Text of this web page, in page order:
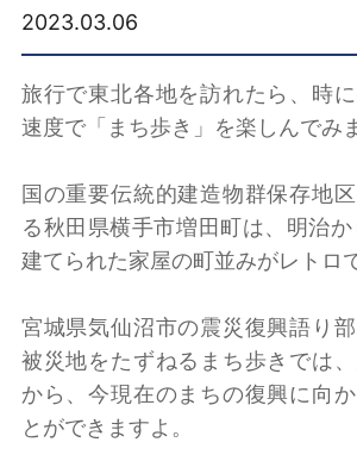
2023.03.06
旅行で東北各地を訪れたら、時
速度で「まち歩き」を楽しんでみ
国の重要伝統的建造物群保存地
る秋田県横手市増田町は、明治
建てられた家屋の町並みがレトロ
宮城県気仙沼市の震災復興語り
被災地をたずねるまち歩きでは
から、今現在のまちの復興に向
とができますよ。